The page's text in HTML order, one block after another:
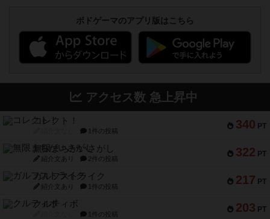
ボドゲーマのアプリ版はこちら
アクセス数 急上昇中
340 PT
コレクト！
1件の投稿
322 PT
無限まちがいさがし
紹介文あり 2件の投稿
217 PT
ガルフストライク
紹介文あり 1件の投稿
203 PT
クルティボ
1件の投稿